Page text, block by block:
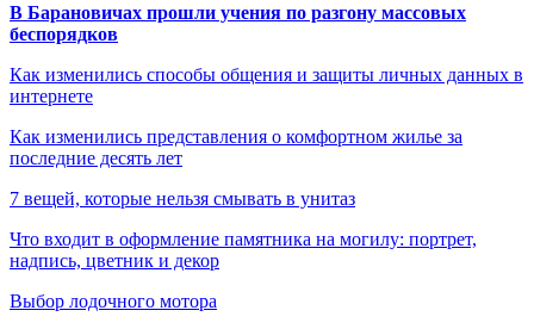
В Барановичах прошли учения по разгону массовых
беспорядков
Как изменились способы общения и защиты личных данных в
интернете
Как изменились представления о комфортном жилье за
последние десять лет
7 вещей, которые нельзя смывать в унитаз
Что входит в оформление памятника на могилу: портрет,
надпись, цветник и декор
Выбор лодочного мотора